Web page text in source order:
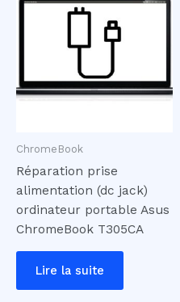
ChromeBook
Réparation prise
alimentation (dc jack)
ordinateur portable Asus
ChromeBook T305CA
Lire la suite